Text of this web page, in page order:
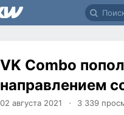
VK Combo
направлением
02 августа 2021 3 339